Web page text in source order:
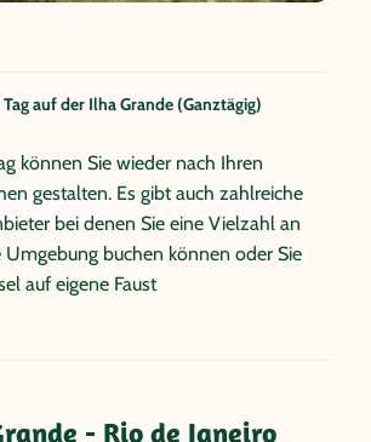
auf der Ilha Grande (Ganztägig)
können Sie wieder nach Ihren
gestalten. Es gibt auch zahlreiche
bei denen Sie eine Vielzahl an
Umgebung buchen können oder Sie
auf eigene Faust
- Rio de Janeiro